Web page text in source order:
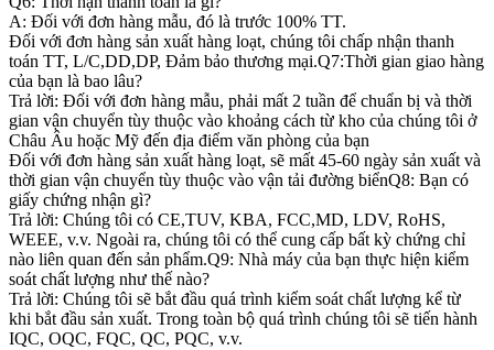
A: Đối với đơn hàng mẫu, đó là trước 100% TT.
Đối với đơn hàng sản xuất hàng loạt, chúng tôi chấp nhận thanh
toán TT, L/C,DD,DP, Đảm bảo thương mại.Q7:Thời gian giao hàng
của bạn là bao lâu?
Trả lời: Đối với đơn hàng mẫu, phải mất 2 tuần để chuẩn bị và thời
gian vận chuyển tùy thuộc vào khoảng cách từ kho của chúng tôi ở
Châu Âu hoặc Mỹ đến địa điểm văn phòng của bạn
Đối với đơn hàng sản xuất hàng loạt, sẽ mất 45-60 ngày sản xuất và
thời gian vận chuyển tùy thuộc vào vận tải đường biểnQ8: Bạn có
giấy chứng nhận gì?
Trả lời: Chúng tôi có CE,TUV, KBA, FCC,MD, LDV, RoHS,
WEEE, v.v. Ngoài ra, chúng tôi có thể cung cấp bất kỳ chứng chỉ
nào liên quan đến sản phẩm.Q9: Nhà máy của bạn thực hiện kiểm
soát chất lượng như thế nào?
Trả lời: Chúng tôi sẽ bắt đầu quá trình kiểm soát chất lượng kể từ
khi bắt đầu sản xuất. Trong toàn bộ quá trình chúng tôi sẽ tiến hành
IQC, OQC, FQC, QC, PQC, v.v.